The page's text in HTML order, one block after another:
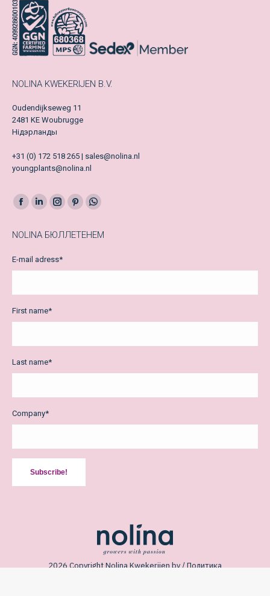
NOLINA KWEKERIJEN B.V.
Oudendijkseweg 11
2481 KE Woubrugge
Нідэрланды
+31 (0) 172 518 265 | sales@nolina.nl
youngplants@nolina.nl
Facebook
opens
in
new
LinkedIn
opens
in
new
Instagram
opens
in
new
Pinterest
opens
new
Whatsapp
opens
new
NOLINA БЮЛЛЕТЕНЕМ
E-mail adress*
First name*
Last name*
Company*
Subscribe!
2026 Copyright Nolina Kwekerijen bv /Политика